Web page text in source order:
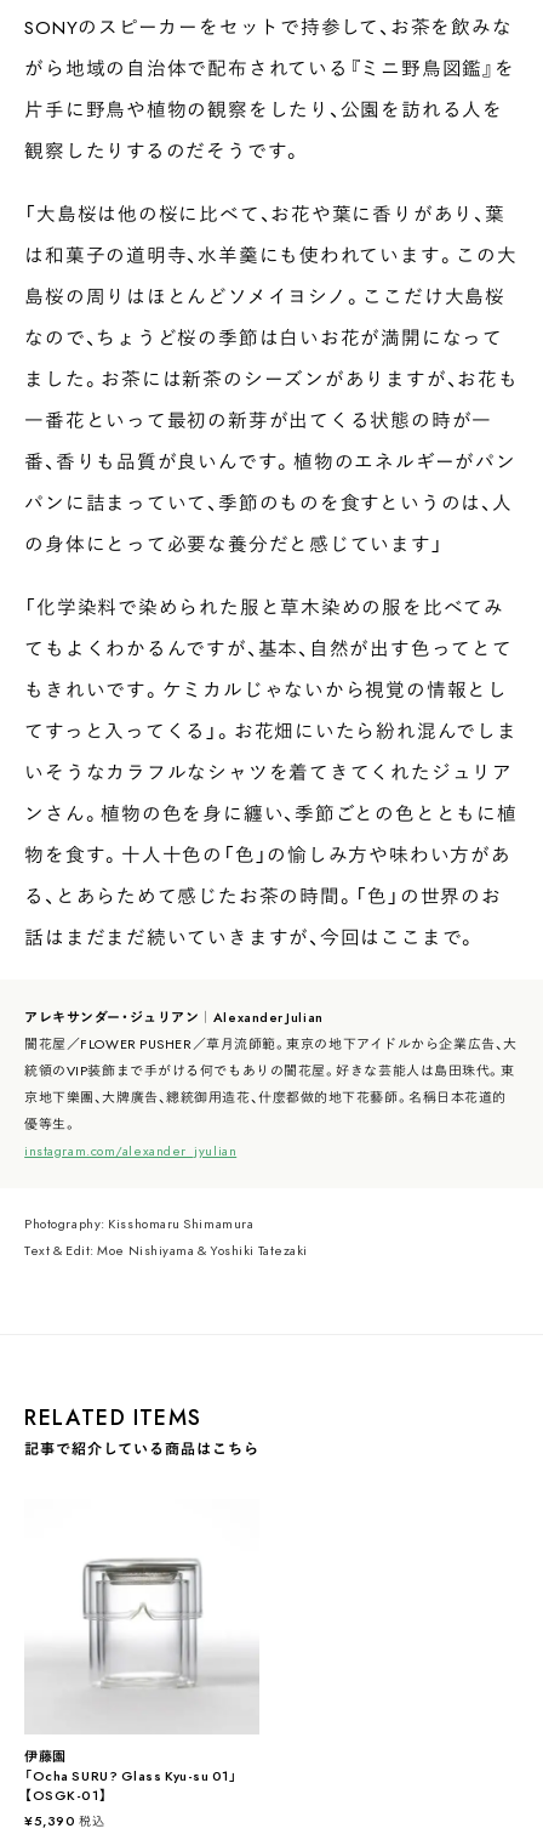
ファーストプレイスで、お茶を
COLUMN
COLOURS BY CHAGOCORO
SONYのスピーカーをセットで持参して、お茶を飲みな
がら地域の自治体で配布されている『ミニ野鳥図鑑』を
片手に野鳥や植物の観察をしたり、公園を訪れる人を
観察したりするのだそうです。
「大島桜は他の桜に比べて、お花や葉に香りがあり、葉
は和菓子の道明寺、水羊羹にも使われています。この大
島桜の周りはほとんどソメイヨシノ。ここだけ大島桜
なので、ちょうど桜の季節は白いお花が満開になって
ました。お茶には新茶のシーズンがありますが、お花も
一番花といって最初の新芽が出てくる状態の時が一
番、香りも品質が良いんです。植物のエネルギーがパン
パンに詰まっていて、季節のものを食すというのは、人
の身体にとって必要な養分だと感じています」
「化学染料で染められた服と草木染めの服を比べてみ
てもよくわかるんですが、基本、自然が出す色ってとて
もきれいです。ケミカルじゃないから視覚の情報とし
てすっと入ってくる」。お花畑にいたら紛れ混んでしま
いそうなカラフルなシャツを着てきてくれたジュリア
ンさん。植物の色を身に纏い、季節ごとの色とともに植
物を食す。十人十色の「色」の愉しみ方や味わい方があ
る、とあらためて感じたお茶の時間。「色」の世界のお
話はまだまだ続いていきますが、今回はここまで。
アレキサンダー・ジュリアン｜Alexander Julian
闇花屋／FLOWER PUSHER／草月流師範。東京の地下アイドルから企業広告、大
統領のVIP装飾まで手がける何でもありの闇花屋。好きな芸能人は島田珠代。東
京地下樂團、大牌廣告、總統御用造花、什麼都做的地下花藝師。名稱日本花道的
優等生。
instagram.com/alexander_jyulian
Photography: Kisshomaru Shimamura
Text & Edit: Moe Nishiyama & Yoshiki Tatezaki
RELATED ITEMS
記事で紹介している商品はこちら
伊藤園
「Ocha SURU? Glass Kyu-su 01」
【OSGK-01】
¥5,390 税込